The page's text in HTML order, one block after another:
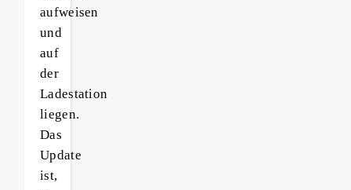
aufweisen
und
auf
der
Ladestation
liegen.
Das
Update
ist,